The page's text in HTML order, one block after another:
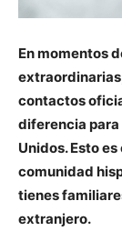
En momentos
contactos
diferencia para
Unidos. Esto
comunidad
tienes
extranjero.